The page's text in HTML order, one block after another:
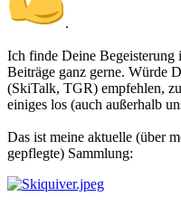
.
Ich finde Deine Begeisterung
Beiträge ganz gerne. Würde
(SkiTalk, TGR) empfehlen,
einiges los (auch außerhalb
Das ist meine aktuelle (über
gepflegte) Sammlung: